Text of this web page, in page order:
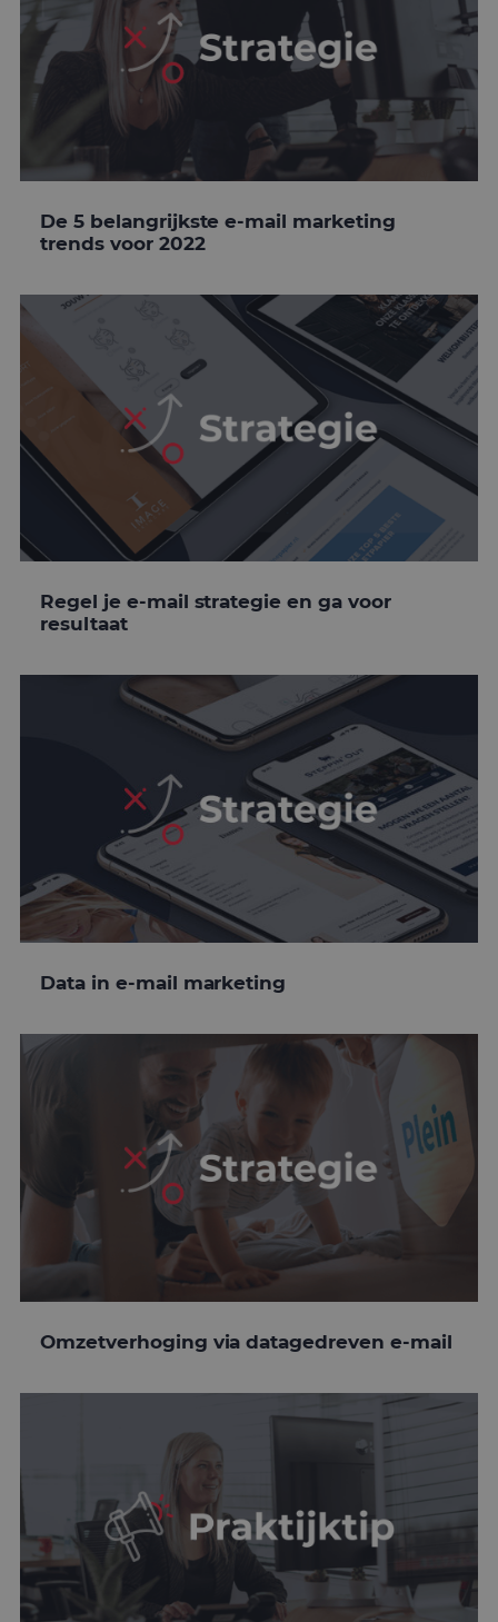
De 5 belangrijkste e-mail marketing
trends voor 2022
Regel je e-mail strategie en ga voor
resultaat
Data in e-mail marketing
Omzetverhoging via datagedreven e-mail